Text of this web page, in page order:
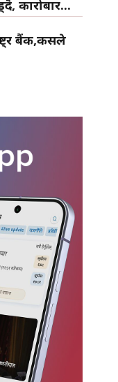
कारोबार...
बैंक,कसले